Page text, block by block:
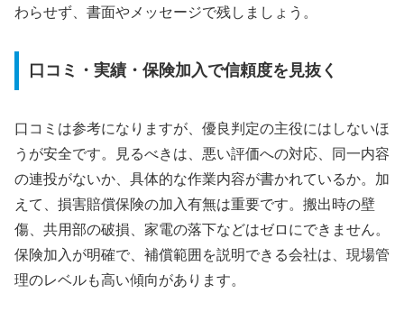
わらせず、書面やメッセージで残しましょう。
口コミ・実績・保険加入で信頼度を見抜く
口コミは参考になりますが、優良判定の主役にはしないほ
うが安全です。見るべきは、悪い評価への対応、同一内容
の連投がないか、具体的な作業内容が書かれているか。加
えて、損害賠償保険の加入有無は重要です。搬出時の壁
傷、共用部の破損、家電の落下などはゼロにできません。
保険加入が明確で、補償範囲を説明できる会社は、現場管
理のレベルも高い傾向があります。